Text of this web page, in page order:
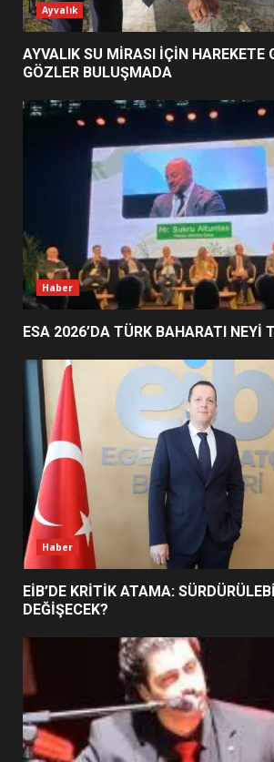
2
ESA 2026’DA TÜRK
NEYİ TEMSİL ETTİ?
EİB’DE KRİTİK
DEĞİŞECEK?
4
EDREMİT’İN
FİNALİNDE NE
5
UZATILDI: NE
6
BURHANİYE
TURNUVASI
DEĞİŞTİRİYOR?
BURHANİYE
YENİ YÖNETİM
Ayvalık
AYVALIK SU MİRASI İÇİN HAREKETE
GÖZLER BULUŞMADA
Haber
ESA 2026’DA TÜRK BAHARATI NEYİ
Haber
EİB’DE KRİTİK ATAMA:
DEĞİŞECEK?